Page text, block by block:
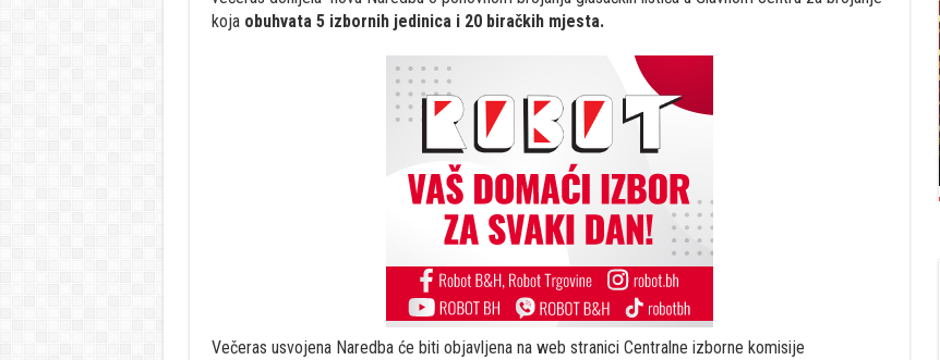
koja obuhvata 5 izbornih jedinica i 20 biračkih mjesta.
Večeras usvojena Naredba će biti objavljena na web stranici Centralne izborne komisije